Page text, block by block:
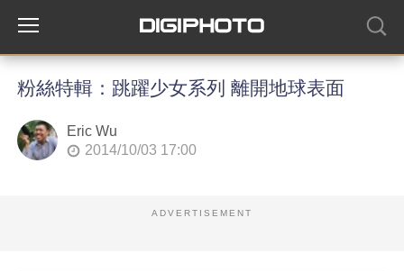
粉絲特輯：跳躍少女系列 離開地球表面
Eric Wu
2014/10/03 17:00
ADVERTISEMENT